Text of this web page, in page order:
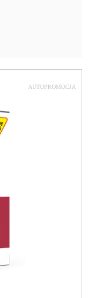
AUTOPROMOCJA